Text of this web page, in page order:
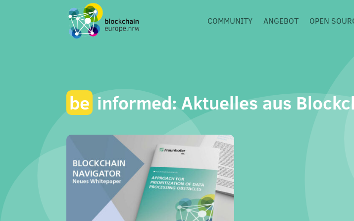
COMMUNITY ANGEBOT OPEN
be informed: Aktuelles aus